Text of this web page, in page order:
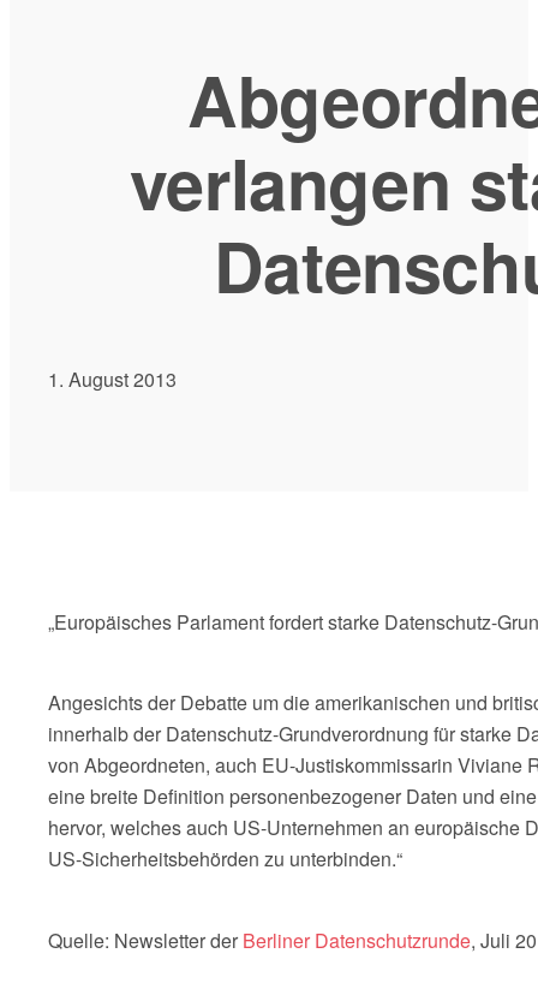
verlangen
1. August 2013
„Europäisches Parlament fordert starke Datenschutz-
Angesichts der Debatte um die amerikanischen und
innerhalb der Datenschutz-Grundverordnung für starke
von Abgeordneten, auch EU-Justiskommissarin Viviane
eine breite Definition personenbezogener Daten und
hervor, welches auch US-Unternehmen an europäische
US-Sicherheitsbehörden zu unterbinden.“
Quelle: Newsletter der Berliner Datenschutzrunde, Juli